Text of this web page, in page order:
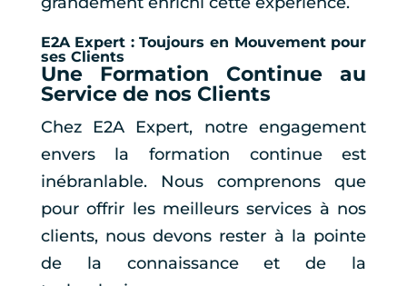
E2A Expert : Toujours en Mouvement pour
ses Clients
Une Formation Continue au
Service de nos Clients
Chez E2A Expert, notre engagement
envers la formation continue est
inébranlable. Nous comprenons que
pour offrir les meilleurs services à nos
clients, nous devons rester à la pointe
de la connaissance et de la